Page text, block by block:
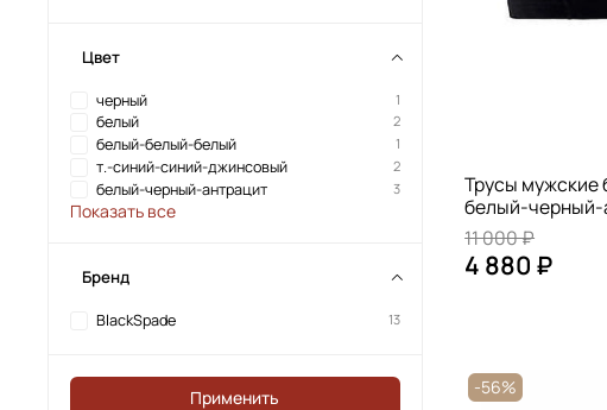
Трусы мужские
белый-черный-
11 000 ₽
4 880 ₽
-56%
Цвет
черный 1
белый 2
белый-белый-белый 1
т.-синий-синий-джинсовый 2
белый-черный-антрацит 3
Показать все
Бренд
BlackSpade 13
Применить